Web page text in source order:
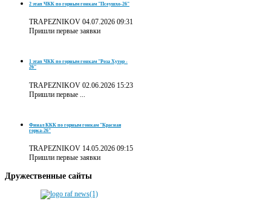
2 этап ЧКК по горным гонкам "Псеушхо-26"
TRAPEZNIKOV 04.07.2026 09:31
Пришли первые заявки
1 этап ЧКК по горным гонкам "Роза Хутор -
26"
TRAPEZNIKOV 02.06.2026 15:23
Пришли первые ...
Финал ККК по горным гонкам "Красная
горка-26"
TRAPEZNIKOV 14.05.2026 09:15
Пришли первые заявки
Дружественные сайты